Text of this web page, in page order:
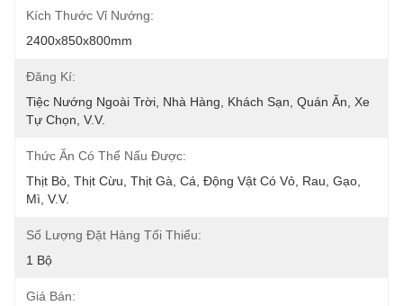
Kích Thước Vỉ Nướng:
2400x850x800mm
Đăng Kí:
Tiệc Nướng Ngoài Trời, Nhà Hàng, Khách Sạn, Quán Ăn, Xe
Tự Chọn, V.v.
Thức Ăn Có Thể Nấu Được:
Thịt Bò, Thịt Cừu, Thịt Gà, Cá, Động Vật Có Vỏ, Rau, Gạo,
Mì, V.v.
Số Lượng Đặt Hàng Tối Thiểu:
1 Bộ
Giá Bán: